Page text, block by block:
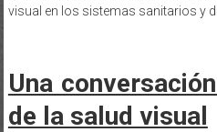
visual en los sistemas sanitarios y
Una
de la salud visual